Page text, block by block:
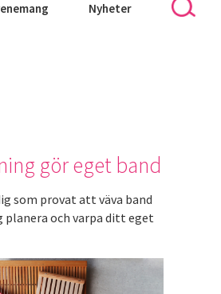
Nyheter
gör eget band
som provat att väva band
planera och varpa ditt eget